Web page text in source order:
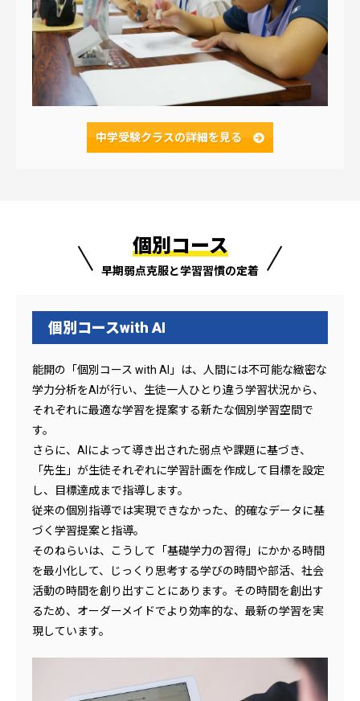
中学受験クラスの詳細を見る
個別コース
早期弱点克服と学習習慣の定着
個別コースwith AI
能開の「個別コース with AI」は、人間には不可能な緻密な
学力分析をAIが行い、生徒一人ひとり違う学習状況から、
それぞれに最適な学習を提案する新たな個別学習空間で
す。
さらに、AIによって導き出された弱点や課題に基づき、
「先生」が生徒それぞれに学習計画を作成して目標を設定
し、目標達成まで指導します。
従来の個別指導では実現できなかった、的確なデータに基
づく学習提案と指導。
そのねらいは、こうして「基礎学力の習得」にかかる時間
を最小化して、じっくり思考する学びの時間や部活、社会
活動の時間を創り出すことにあります。その時間を創出す
るため、オーダーメイドでより効率的な、最新の学習を実
現しています。